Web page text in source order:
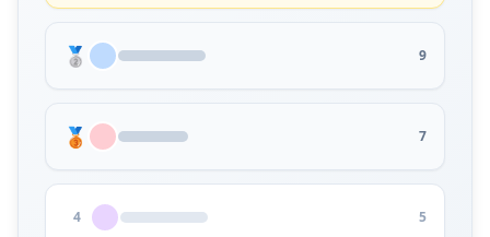
🥈 9
🥉 7
4 5